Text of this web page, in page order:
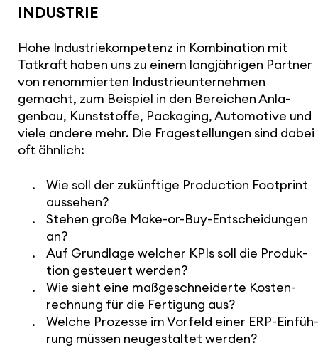
INDUSTRIE
Hohe Indus­trie­kom­pe­tenz in Kombi­na­tion mit
Tatkraft haben uns zu einem lang­jäh­rigen Partner
von renom­mierten Indus­trie­un­ter­nehmen
gemacht, zum Beispiel in den Bereichen Anla­
genbau, Kunst­stoffe, Packaging, Auto­mo­tive und
viele andere mehr. Die Frage­stel­lungen sind dabei
oft ähnlich:
Wie soll der zukünf­tige Produc­tion Footprint
aussehen?
Stehen große Make-or-Buy-Entschei­dungen
an?
Auf Grundlage welcher KPIs soll die Produk­
tion gesteuert werden?
Wie sieht eine maßge­schnei­derte Kosten­
rech­nung für die Fertigung aus?
Welche Prozesse im Vorfeld einer ERP-Einfüh­
rung müssen neuge­staltet werden?